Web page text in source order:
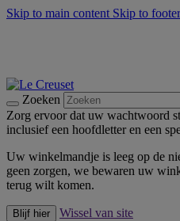
Skip to main content Skip to
Zoeken
Zorg ervoor dat uw wachtwoord
inclusief een hoofdletter en een
Uw winkelmandje is leeg op de
geen zorgen, we bewaren uw
terug wilt komen.
Blijf hier
Wissel van site